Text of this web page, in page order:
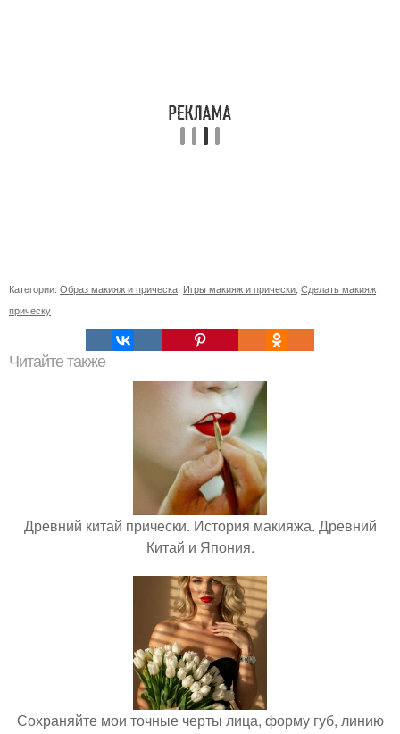
Категории: Образ макияж и прическа, Игры макияж и прически, Сделать макияж
прическу
Читайте также
Древний китай прически. История макияжа. Древний
Китай и Япония.
Сохраняйте мои точные черты лица, форму губ, линию